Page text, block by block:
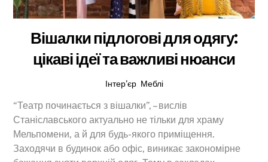
Вішалки підлогові для одягу:
цікаві ідеї та важливі нюанси
Інтер’єр, Меблі
“Театр починається з вішалки”, – вислів
Станіславського актуально не тільки для храму
Мельпомени, а й для будь-якого приміщення.
Заходячи в будинок або офіс, виникає закономірне